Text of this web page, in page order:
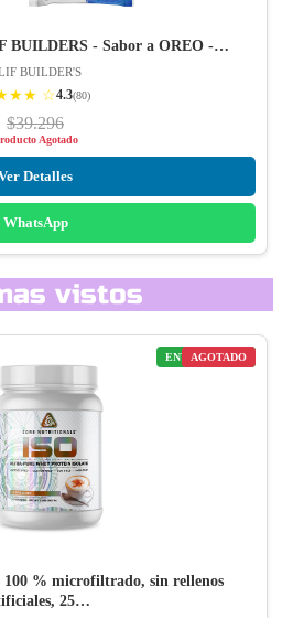
BUILDERS - Sabor a OREO -…
BUILDER'S
☆4.3(80)
$39.296
Agotado
Detalles
WhatsApp
vistos
ENVÍO GRATIS
AGOTADO
% microfiltrado, sin rellenos
25…